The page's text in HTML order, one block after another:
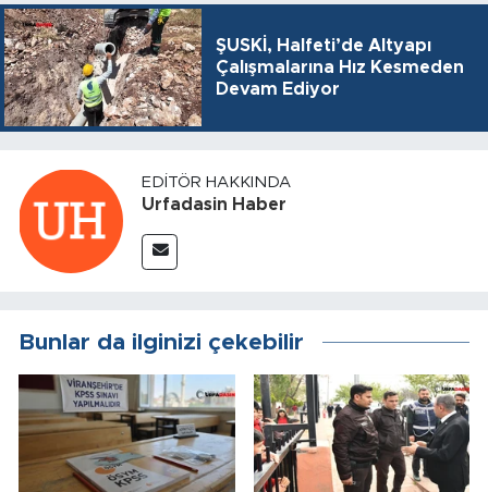
ŞUSKİ, Halfeti’de Altyapı
Çalışmalarına Hız Kesmeden
Devam Ediyor
EDITÖR HAKKINDA
Urfadasin Haber
Bunlar da ilginizi çekebilir